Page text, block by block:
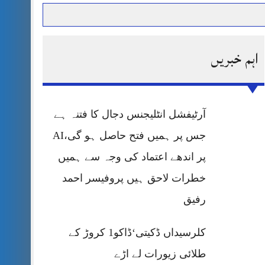
پر قربان
اہم خبریں
آرٹیفشل انٹلیجنس دجال کا فتنہ ہے
جس پر ہمیں فتح حاصل ہو گی،AI
پر اندھے اعتماد کی وجہ سے ہمیں
خطرات لاحق ہیں پروفیسر احمد
رفیق
کلرسیداں ڈکیتی‘ڈاکو1 کروڑ کے
طلائی زیورات لے اڑے